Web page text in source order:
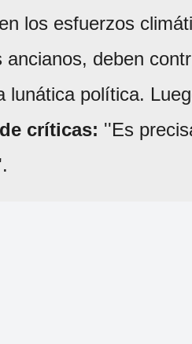
los esfuerzos
ancianos, deben
lunática política.
críticas: ''Es